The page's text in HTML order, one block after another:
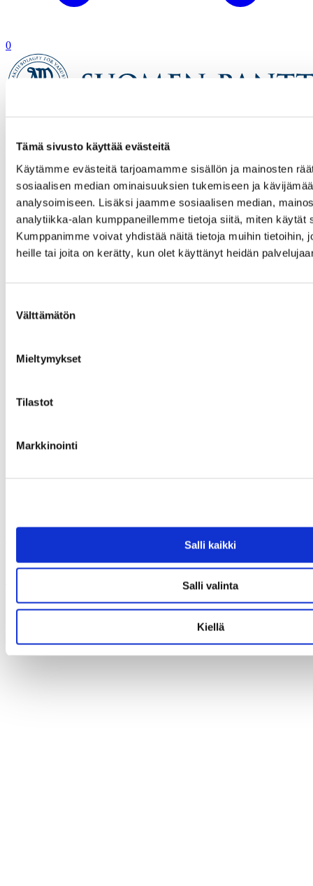
Tämä sivusto käyttää evästeitä
Käytämme evästeitä tarjoamamme sisällön ja mainosten
sosiaalisen median ominaisuuksien tukemiseen ja
analysoimiseen. Lisäksi jaamme sosiaalisen median,
analytiikka-alan kumppaneillemme tietoja siitä, miten käytät
Kumppanimme voivat yhdistää näitä tietoja muihin tietoihin,
heille tai joita on kerätty, kun olet käyttänyt heidän
valinta
Välttämätön
Mieltymykset
Tilastot
Markkinointi
Salli kaikki
Salli valinta
Kiellä
0
Verkkokauppa
Olet antanut virheellisen osoitteen tai kyseinen esine on varattu tai